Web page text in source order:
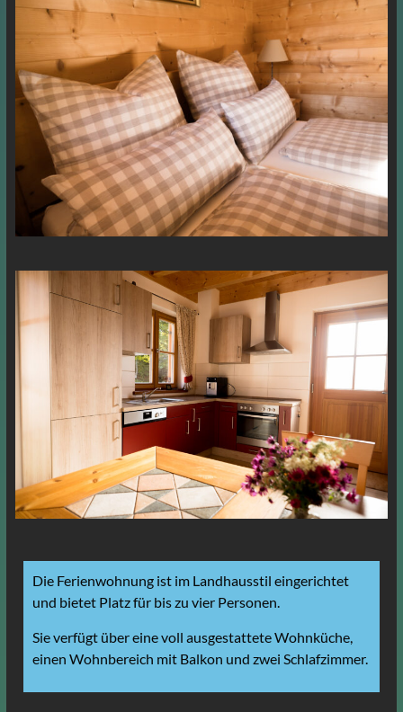
Die Ferienwohnung ist im Landhausstil eingerichtet
und bietet Platz für bis zu vier Personen.
Sie verfügt über eine voll ausgestattete Wohnküche,
einen Wohnbereich mit Balkon und zwei Schlafzimmer.